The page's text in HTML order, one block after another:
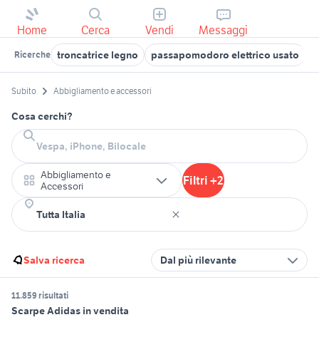
Home Cerca Vendi Messaggi
Ricerche troncatrice legno passapomodoro elettrico usato
Subito Abbigliamento e accessori
Cosa cerchi?
Abbigliamento e
Accessori
Filtri +2
Salva ricerca Dal più rilevante
11.859 risultati
Scarpe Adidas in vendita